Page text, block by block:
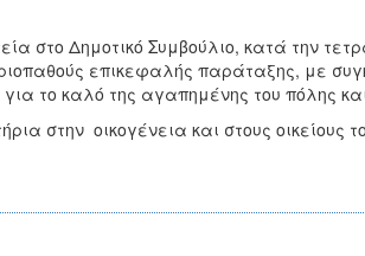
στο Δημοτικό Συμβούλιο, κατά την
επικεφαλής παράταξης, με
το καλό της αγαπημένης του πόλης
στην οικογένεια και στους